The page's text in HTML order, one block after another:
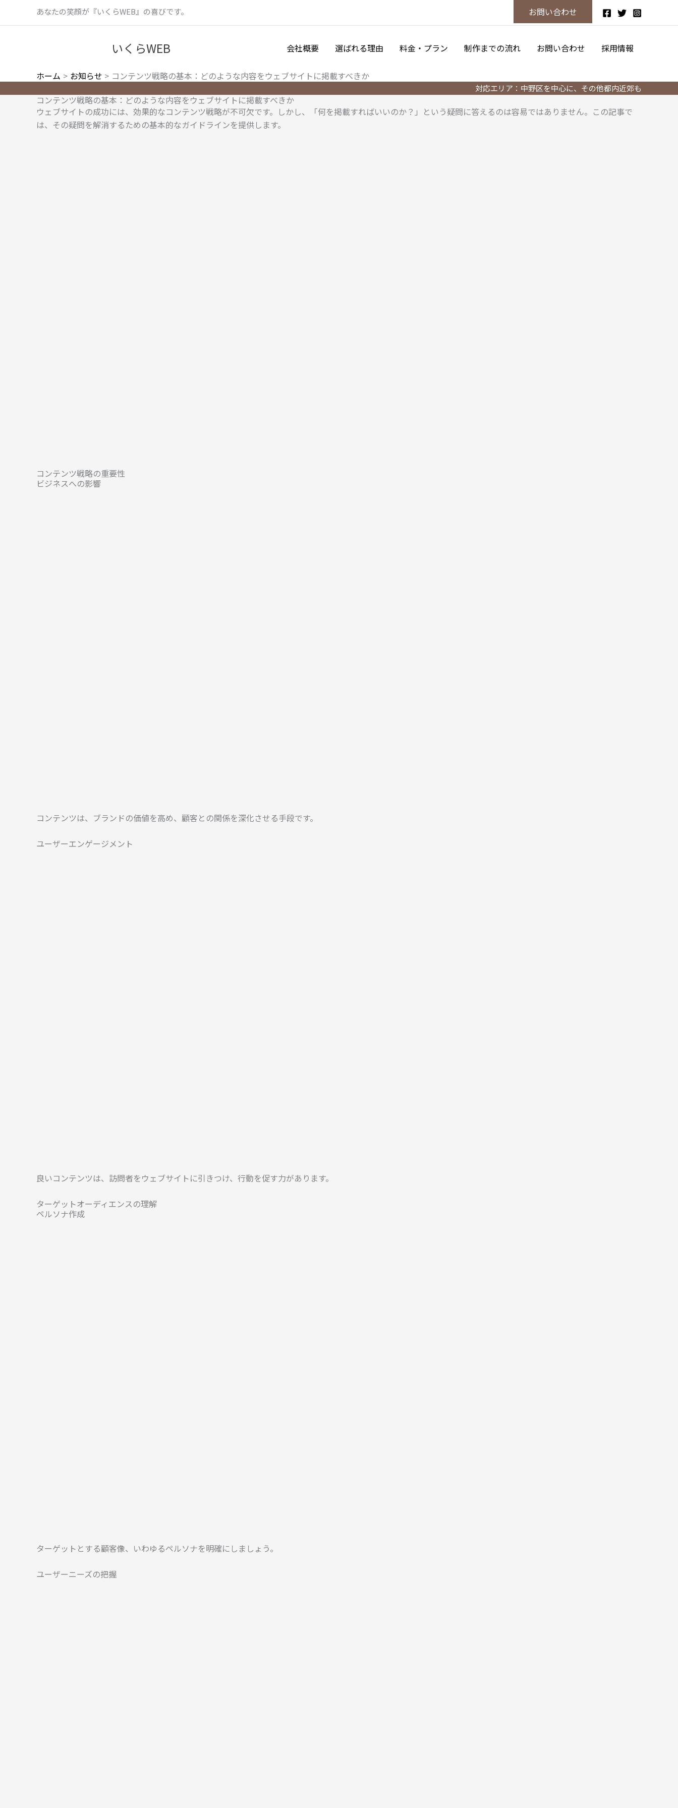
プ
あなたの笑顔が『いくらWEB』の喜びです。 お問い合わせ
いくらWEB 会社概要 選ばれる理由 料金・プラン 制作までの流れ お問い合わせ 採用情報
ホーム お知らせ コンテンツ戦略の基本：どのような内容をウェブサイトに掲載すべきか
対応エリア：中野区を中心に、その他都内近郊も
コンテンツ戦略の基本：どのような内容をウェブサイトに掲載すべきか
ウェブサイトの成功には、効果的なコンテンツ戦略が不可欠です。しかし、「何を掲載すればいいのか？」という疑問に答えるのは容易ではありません。この記事で
は、その疑問を解消するための基本的なガイドラインを提供します。
コンテンツ戦略の重要性
ビジネスへの影響
コンテンツは、ブランドの価値を高め、顧客との関係を深化させる手段です。
ユーザーエンゲージメント
良いコンテンツは、訪問者をウェブサイトに引きつけ、行動を促す力があります。
ターゲットオーディエンスの理解
ペルソナ作成
ターゲットとする顧客像、いわゆるペルソナを明確にしましょう。
ユーザーニーズの把握